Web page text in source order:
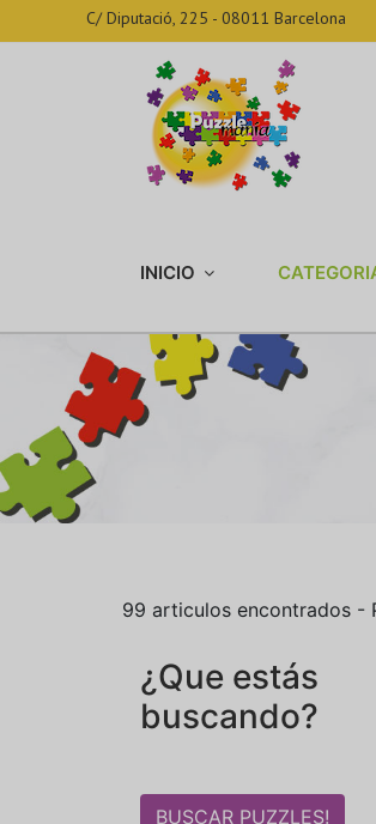
C/ Diputació, 225 - 08011 Barcelona
INICIO
¿Que estás
buscando?
99 articulos encontrados -